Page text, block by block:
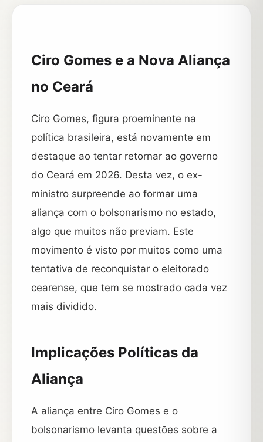
Ciro Gomes e a Nova Aliança
no Ceará
Ciro Gomes, figura proeminente na
política brasileira, está novamente em
destaque ao tentar retornar ao governo
do Ceará em 2026. Desta vez, o ex-
ministro surpreende ao formar uma
aliança com o bolsonarismo no estado,
algo que muitos não previam. Este
movimento é visto por muitos como uma
tentativa de reconquistar o eleitorado
cearense, que tem se mostrado cada vez
mais dividido.
Implicações Políticas da
Aliança
A aliança entre Ciro Gomes e o
bolsonarismo levanta questões sobre a